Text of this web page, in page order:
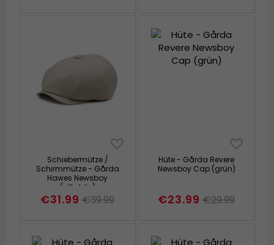
Schiebermütze /
Schirmmütze - Gårda
Hawes Newsboy
(offwhite)
€31.99 €39.99
Hüte - Gårda Revere
Newsboy Cap (grün)
€23.99 €29.99